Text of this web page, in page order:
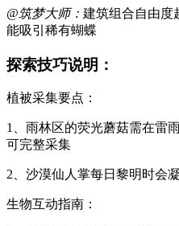
@筑梦大师： 建筑组合自由度
能吸引稀有蝴蝶
探索技巧说明：
植被采集要点：
1、雨林区的荧光蘑菇需在雷
可完整采集
2、沙漠仙人掌每日黎明时会
生物互动指南：